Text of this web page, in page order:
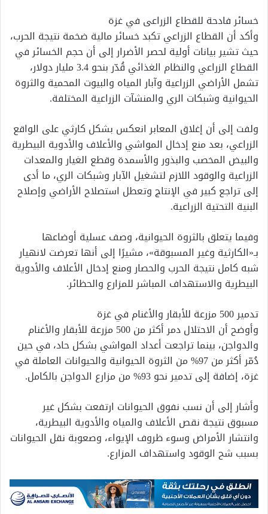
خسائر فادحة للقطاع الزراعى في غزة
وأكد أن القطاع الزراعي تكبد خسائر مالية ضخمة نتيجة الحرب،
حيث تشير بيانات أولية لحصر الأضرار إلى أن حجم الخسائر في
القطاع الزراعي والنظام الغذائي قُدّر بنحو 3.4 مليار دولار،
تشمل الأراضي الزراعية وآبار المياه والبيوت المحمية والثروة
الحيوانية وشبكات الري والمنشآت الزراعية المختلفة.
ولفت إلى أن إغلاق المعابر انعكس بشكل كارثي على الواقع
الزراعي، بعد منع إدخال المواشي والأعلاف والأدوية البيطرية
والبيض المخصب والبذور والأسمدة وقطع الغيار والمعدات
الزراعية والوقود اللازم لتشغيل الآبار وشبكات الري، ما أدى
إلى تراجع كبير في الإنتاج وتعطل استصلاح الأراضي وإصلاح
البنية التحتية الزراعية.
وفيما يتعلق بالثروة الحيوانية، وصف عسلية أوضاعها
بـ«الكارثية وغير المسبوقة»، مشيرًا إلى أنها تعرضت لانهيار
شبه كامل نتيجة الحرب والحصار ومنع إدخال الأعلاف والأدوية
البيطرية والاستهداف المباشر للمزارع والحظائر.
تدمير 500 مزرعة للأبقار والأغنام في غزة
وأوضح أن الاحتلال دمر أكثر من 500 مزرعة للأبقار والأغنام
والدواجن، بينما تراجعت أعداد المواشي بشكل حاد، في حين
دُمّر أكثر من 97% من الثروة الحيوانية والحيوانات العاملة في
غزة، إضافة إلى تدمير نحو 93% من مزارع الدواجن بالكامل.
وأشار إلى أن نسب نفوق الحيوانات ارتفعت بشكل غير
مسبوق نتيجة نقص الأعلاف والمياه والأدوية البيطرية،
وانتشار الأمراض وسوء ظروف الإيواء، وصعوبة نقل الحيوانات
بسبب شح الوقود واستهداف المزارع.